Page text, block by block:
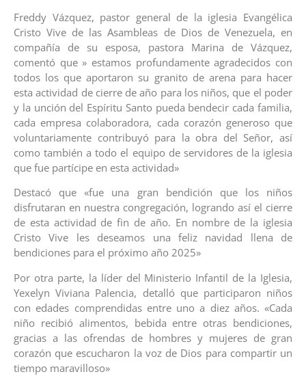
Freddy Vázquez, pastor general de la iglesia Evangélica
Cristo Vive de las Asambleas de Dios de Venezuela, en
compañía de su esposa, pastora Marina de Vázquez,
comentó que » estamos profundamente agradecidos con
todos los que aportaron su granito de arena para hacer
esta actividad de cierre de año para los niños, que el poder
y la unción del Espíritu Santo pueda bendecir cada familia,
cada empresa colaboradora, cada corazón generoso que
voluntariamente contribuyó para la obra del Señor, así
como también a todo el equipo de servidores de la iglesia
que fue partícipe en esta actividad»
Destacó que «fue una gran bendición que los niños
disfrutaran en nuestra congregación, logrando así el cierre
de esta actividad de fin de año. En nombre de la iglesia
Cristo Vive les deseamos una feliz navidad llena de
bendiciones para el próximo año 2025»
Por otra parte, la líder del Ministerio Infantil de la Iglesia,
Yexelyn Viviana Palencia, detalló que participaron niños
con edades comprendidas entre uno a diez años. «Cada
niño recibió alimentos, bebida entre otras bendiciones,
gracias a las ofrendas de hombres y mujeres de gran
corazón que escucharon la voz de Dios para compartir un
tiempo maravilloso»